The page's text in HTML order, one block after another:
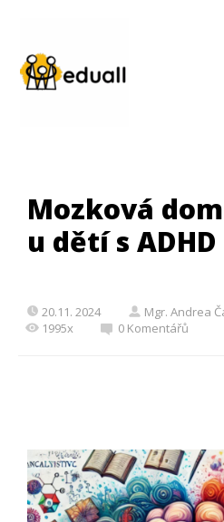
Mozková
u dětí s ADHD
20.11. 2024
Mgr. Andrea
1995x
0 Komentářů